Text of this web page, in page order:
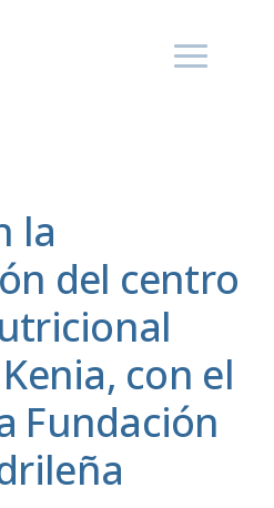
la
del centro
con el
Fundación